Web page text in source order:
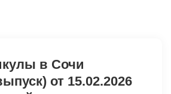
в Сочи
от 15.02.2026